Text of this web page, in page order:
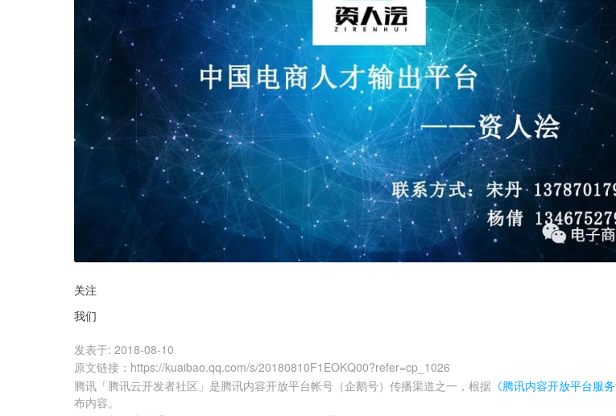
关注
我们
发表于: 2018-08-10
原文链接 ： https://kuaibao.qq.com/s/20180810F1EOKQ00?refer=cp_1026
腾讯「腾讯云开发者社区」是腾讯内容开放平台帐号（企鹅号）传播渠道之一，根据 《腾讯内容开放平台服务
布内容。